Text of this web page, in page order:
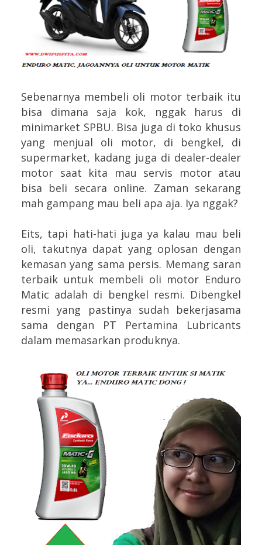
Sebenarnya membeli oli motor terbaik itu
bisa dimana saja kok, nggak harus di
minimarket SPBU. Bisa juga di toko khusus
yang menjual oli motor, di bengkel, di
supermarket, kadang juga di dealer-dealer
motor saat kita mau servis motor atau
bisa beli secara online. Zaman sekarang
mah gampang mau beli apa aja. Iya nggak?
Eits, tapi hati-hati juga ya kalau mau beli
oli, takutnya dapat yang oplosan dengan
kemasan yang sama persis. Memang saran
terbaik untuk membeli oli motor Enduro
Matic adalah di bengkel resmi. Dibengkel
resmi yang pastinya sudah bekerjasama
sama dengan PT Pertamina Lubricants
dalam memasarkan produknya.